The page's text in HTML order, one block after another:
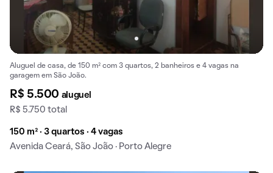
Aluguel de casa, de 150 m² com 3 quartos, 2 banheiros e 4 vagas na
garagem em São João.
R$ 5.500 aluguel
R$ 5.750 total
150 m² · 3 quartos · 4 vagas
Avenida Ceará, São João · Porto Alegre